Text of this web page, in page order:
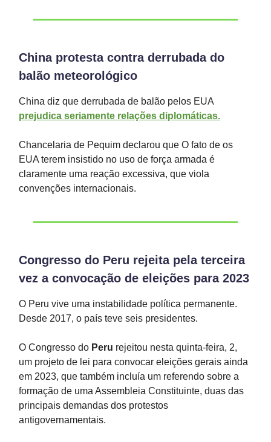
China protesta contra derrubada do
balão meteorológico
China diz que derrubada de balão pelos EUA
prejudica seriamente relações diplomáticas.
Chancelaria de Pequim declarou que O fato de os
EUA terem insistido no uso de força armada é
claramente uma reação excessiva, que viola
convenções internacionais.
Congresso do Peru rejeita pela terceira
vez a convocação de eleições para 2023
O Peru vive uma instabilidade política permanente.
Desde 2017, o país teve seis presidentes.
O Congresso do Peru rejeitou nesta quinta-feira, 2,
um projeto de lei para convocar eleições gerais ainda
em 2023, que também incluía um referendo sobre a
formação de uma Assembleia Constituinte, duas das
principais demandas dos protestos
antigovernamentais.